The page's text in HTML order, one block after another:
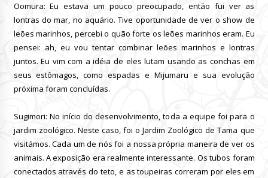
Oomura: Eu estava um pouco preocupado, então fui ver as
lontras do mar, no aquário.Tive oportunidade de ver o show de
leões marinhos, percebi o quão forte os leões marinhos eram. Eu
pensei: ah, eu vou tentar combinar leões marinhos e lontras
juntos.Eu vim com a idéia de eles lutam usando as conchas em
seus estômagos, como espadas e Mijumaru e sua evolução
próxima foram concluídas.
Sugimori: No início do desenvolvimento, toda a equipe foi para o
jardim zoológico. Neste caso, foi o Jardim Zoológico de Tama que
visitámos.Cada um de nós foi a nossa própria maneira de ver os
animais. A exposição era realmente interessante. Os tubos foram
conectados através do teto, e as toupeiras correram por eles em